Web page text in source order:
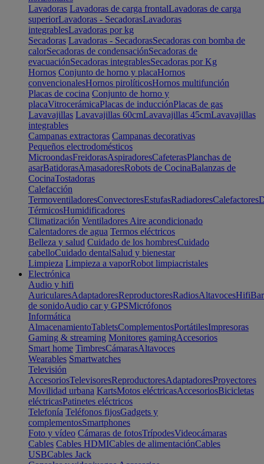
Lavadoras Lavadoras de carga frontalLavadoras de carga
superiorLavadoras - SecadorasLavadoras
integrablesLavadoras por kg
Secadoras Lavadoras - SecadorasSecadoras con bomba de
calorSecadoras de condensaciónSecadoras de
evacuaciónSecadoras integrablesSecadoras por Kg
Hornos Conjunto de horno y placaHornos
convencionalesHornos pirolíticosHornos multifunción
Placas de cocina Conjunto de horno y
placaVitrocerámicaPlacas de inducciónPlacas de gas
Lavavajillas Lavavajillas 60cmLavavajillas 45cmLavavajillas
integrables
Campanas extractoras Campanas decorativas
Pequeños electrodomésticos
MicroondasFreidorasAspiradoresCafeterasPlanchas de
asarBatidorasAmasadoresRobots de CocinaBalanzas de
CocinaTostadoras
Calefacción
TermoventiladoresConvectoresEstufasRadiadoresCalefactores
TérmicosHumidificadores
Climatización Ventiladores Aire acondicionado
Calentadores de agua Termos eléctricos
Belleza y salud Cuidado de los hombresCuidado
cabelloCuidado dentalSalud y bienestar
Limpieza Limpieza a vaporRobot limpiacristales
Electrónica
Audio y hifi
AuricularesAdaptadoresReproductoresRadiosAltavocesHifi
de sonidoAudio car y GPSMicrófonos
Informática
AlmacenamientoTabletsComplementosPortátilesImpresoras
Gaming & streaming Monitores gamingAccesorios
Smart home TimbresCámarasAltavoces
Wearables Smartwatches
Televisión
AccesoriosTelevisoresReproductoresAdaptadoresProyectores
Movilidad urbana KartsMotos eléctricasAccesoriosBicicletas
eléctricasPatinetes eléctricos
Telefonía Teléfonos fijosGadgets y
complementosSmartphones
Foto y vídeo Cámaras de fotosTrípodesVideocámaras
Cables Cables HDMICables de alimentaciónCables
USBCables Jack